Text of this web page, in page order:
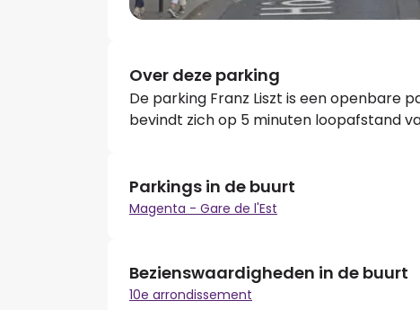
Over deze parking
De parking Franz Liszt is een openbare
bevindt zich op 5 minuten loopafstand
Parkings in de buurt
Magenta - Gare de l'Est
Bezienswaardigheden in de buurt
10e arrondissement